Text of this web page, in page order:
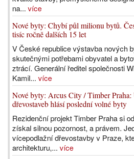
na... více
Nové byty: Chybí půl milionu bytů.
tisíc ročně dalších 15 let
V České republice výstavba nových
skutečnými potřebami obyvatel a
ztrácí. Generální ředitel společnosti
Kamil... více
Nové byty: Arcus City / Timber
dřevostaveb hlásí poslední volné byty
Rezidenční projekt Timber Praha si
získal silnou pozornost, a právem.
vícepodlažní dřevostavby v Praze,
architekturu,... více